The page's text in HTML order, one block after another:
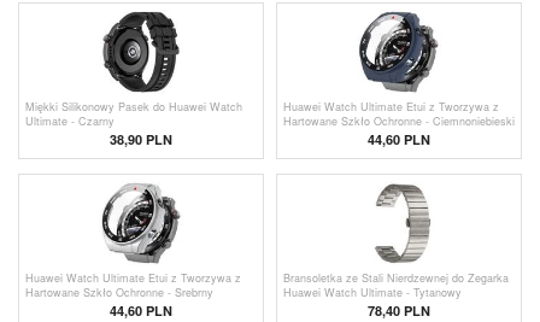
Miękki Silikonowy Pasek do Huawei Watch
Ultimate - Czarny
38,90 PLN
Huawei Watch Ultimate Etui z Tworzywa z
Hartowane Szkło Ochronne - Ciemnoniebieski
44,60 PLN
Huawei Watch Ultimate Etui z Tworzywa z
Hartowane Szkło Ochronne - Srebrny
44,60 PLN
Bransoletka ze Stali Nierdzewnej do Zegarka
Huawei Watch Ultimate - Tytanowy
78,40 PLN